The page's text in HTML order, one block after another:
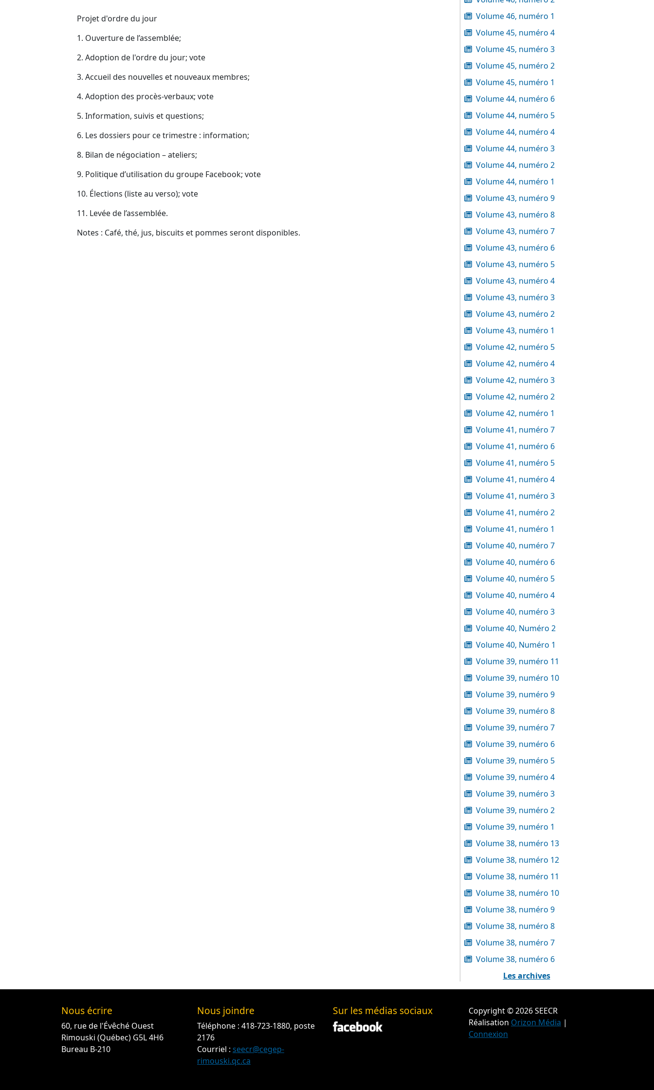
Projet d'ordre du jour
1. Ouverture de l’assemblée;
2. Adoption de l'ordre du jour; vote
3. Accueil des nouvelles et nouveaux membres;
4. Adoption des procès-verbaux; vote
5. Information, suivis et questions;
6. Les dossiers pour ce trimestre : information;
8. Bilan de négociation – ateliers;
9. Politique d’utilisation du groupe Facebook; vote
10. Élections (liste au verso); vote
11. Levée de l’assemblée.
Notes : Café, thé, jus, biscuits et pommes seront disponibles.
Volume 46, numéro 1
Volume 45, numéro 4
Volume 45, numéro 3
Volume 45, numéro 2
Volume 45, numéro 1
Volume 44, numéro 6
Volume 44, numéro 5
Volume 44, numéro 4
Volume 44, numéro 3
Volume 44, numéro 2
Volume 44, numéro 1
Volume 43, numéro 9
Volume 43, numéro 8
Volume 43, numéro 7
Volume 43, numéro 6
Volume 43, numéro 5
Volume 43, numéro 4
Volume 43, numéro 3
Volume 43, numéro 2
Volume 43, numéro 1
Volume 42, numéro 5
Volume 42, numéro 4
Volume 42, numéro 3
Volume 42, numéro 2
Volume 42, numéro 1
Volume 41, numéro 7
Volume 41, numéro 6
Volume 41, numéro 5
Volume 41, numéro 4
Volume 41, numéro 3
Volume 41, numéro 2
Volume 41, numéro 1
Volume 40, numéro 7
Volume 40, numéro 6
Volume 40, numéro 5
Volume 40, numéro 4
Volume 40, numéro 3
Volume 40, Numéro 2
Volume 40, Numéro 1
Volume 39, numéro 11
Volume 39, numéro 10
Volume 39, numéro 9
Volume 39, numéro 8
Volume 39, numéro 7
Volume 39, numéro 6
Volume 39, numéro 5
Volume 39, numéro 4
Volume 39, numéro 3
Volume 39, numéro 2
Volume 39, numéro 1
Volume 38, numéro 13
Volume 38, numéro 12
Volume 38, numéro 11
Volume 38, numéro 10
Volume 38, numéro 9
Volume 38, numéro 8
Volume 38, numéro 7
Volume 38, numéro 6
Les archives
Nous écrire
60, rue de l'Évêché Ouest
Rimouski (Québec) G5L 4H6
Bureau B-210
Nous joindre
Téléphone : 418-723-1880, poste
2176
Courriel : seecr@cegep-
rimouski.qc.ca
Sur les médias sociaux
Copyright © 2026 SEECR
Réalisation Orizon Média |
Connexion